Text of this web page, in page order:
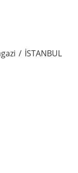
/ İSTANBUL